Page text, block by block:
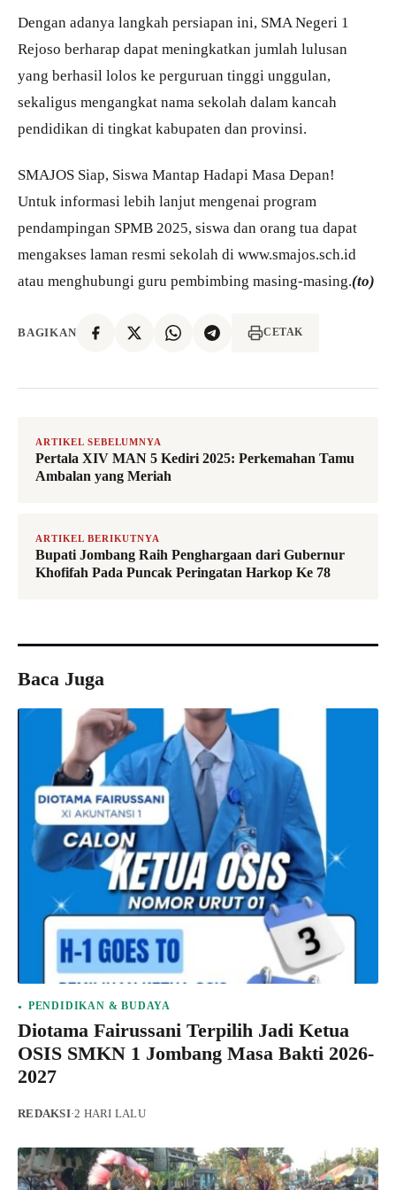
Dengan adanya langkah persiapan ini, SMA Negeri 1
Rejoso berharap dapat meningkatkan jumlah lulusan
yang berhasil lolos ke perguruan tinggi unggulan,
sekaligus mengangkat nama sekolah dalam kancah
pendidikan di tingkat kabupaten dan provinsi.
SMAJOS Siap, Siswa Mantap Hadapi Masa Depan!
Untuk informasi lebih lanjut mengenai program
pendampingan SPMB 2025, siswa dan orang tua dapat
mengakses laman resmi sekolah di www.smajos.sch.id
atau menghubungi guru pembimbing masing-masing.(to)
BAGIKAN CETAK
ARTIKEL SEBELUMNYA
Pertala XIV MAN 5 Kediri 2025: Perkemahan Tamu
Ambalan yang Meriah
ARTIKEL BERIKUTNYA
Bupati Jombang Raih Penghargaan dari Gubernur
Khofifah Pada Puncak Peringatan Harkop Ke 78
Baca Juga
PENDIDIKAN & BUDAYA
Diotama Fairussani Terpilih Jadi Ketua
OSIS SMKN 1 Jombang Masa Bakti 2026-
2027
REDAKSI·2 HARI LALU